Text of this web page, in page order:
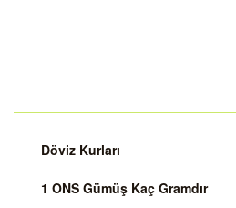
Döviz Kurları
1 ONS Gümüş Kaç Gramdır